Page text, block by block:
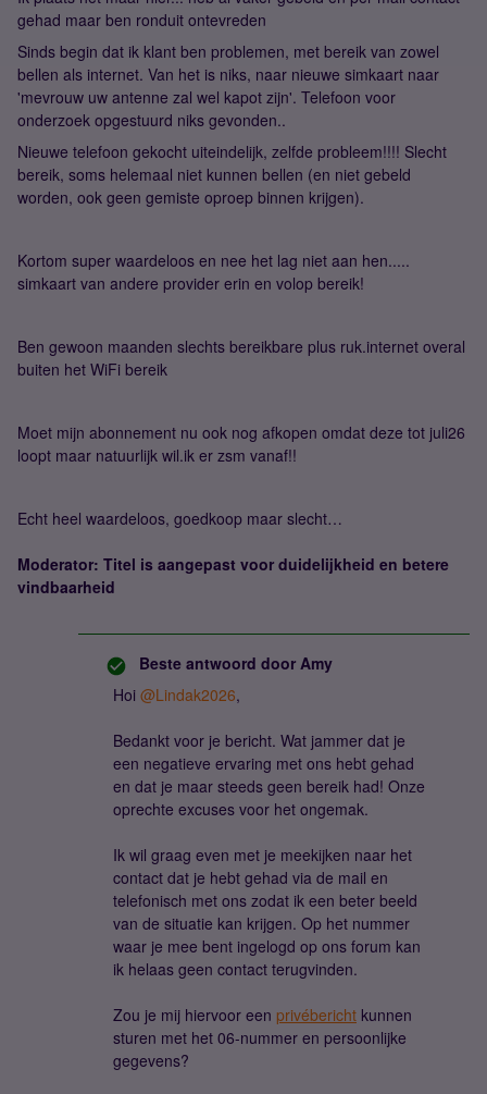
gehad maar ben ronduit ontevreden
Sinds begin dat ik klant ben problemen, met bereik van zowel
bellen als internet. Van het is niks, naar nieuwe simkaart naar
'mevrouw uw antenne zal wel kapot zijn'. Telefoon voor
onderzoek opgestuurd niks gevonden..
Nieuwe telefoon gekocht uiteindelijk, zelfde probleem!!!! Slecht
bereik, soms helemaal niet kunnen bellen (en niet gebeld
worden, ook geen gemiste oproep binnen krijgen).
Kortom super waardeloos en nee het lag niet aan hen.....
simkaart van andere provider erin en volop bereik!
Ben gewoon maanden slechts bereikbare plus ruk.internet overal
buiten het WiFi bereik
Moet mijn abonnement nu ook nog afkopen omdat deze tot juli26
loopt maar natuurlijk wil.ik er zsm vanaf!!
Echt heel waardeloos, goedkoop maar slecht…
Moderator: Titel is aangepast voor duidelijkheid en betere
vindbaarheid
Beste antwoord door Amy
Hoi ​ @Lindak2026,
Bedankt voor je bericht. Wat jammer dat je
een negatieve ervaring met ons hebt gehad
en dat je maar steeds geen bereik had! Onze
oprechte excuses voor het ongemak.
Ik wil graag even met je meekijken naar het
contact dat je hebt gehad via de mail en
telefonisch met ons zodat ik een beter beeld
van de situatie kan krijgen. Op het nummer
waar je mee bent ingelogd op ons forum kan
ik helaas geen contact terugvinden.
Zou je mij hiervoor een privébericht kunnen
sturen met het 06-nummer en persoonlijke
gegevens?